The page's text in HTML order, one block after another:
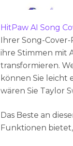
HitPaw AI Song
Ihrer Song-
ihre Stimmen mit
transformieren.
können Sie leicht
wären Sie Taylor
Das Beste an
Funktionen